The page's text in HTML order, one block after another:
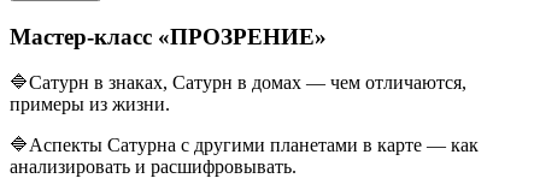
Мастер-класс «ПРОЗРЕНИЕ»
🔷Сатурн в знаках, Сатурн в домах — чем отличаются,
примеры из жизни.
🔷Аспекты Сатурна с другими планетами в карте — как
анализировать и расшифровывать.